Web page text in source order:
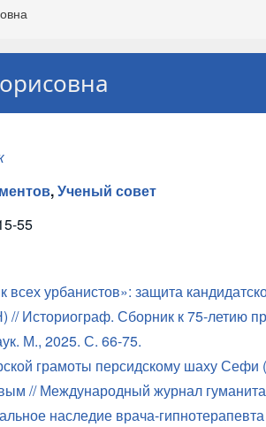
,Ученый совет
55
всех урбанистов»: защита
// Историограф. Сборник к 75-летию
М., 2025. С. 66-75.
грамоты персидскому шаху
// Международный журнал
наследие врача-